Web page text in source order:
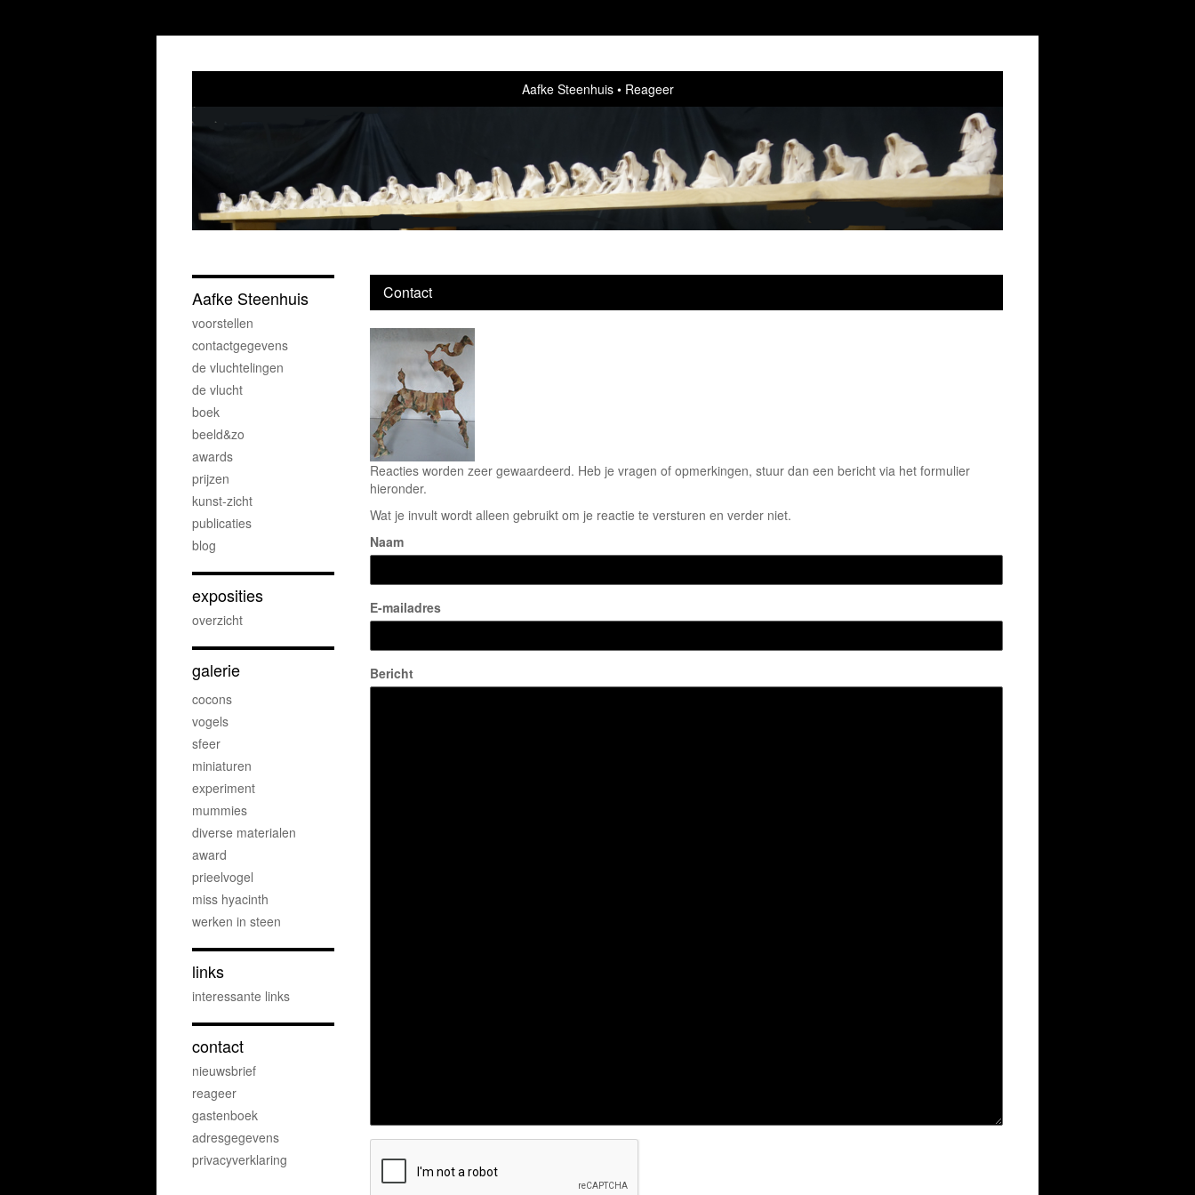
Aafke Steenhuis Reageer
Contact
Reacties worden zeer gewaardeerd. Heb je vragen of opmerkingen, stuur dan een bericht via het formulier
hieronder.
Wat je invult wordt alleen gebruikt om je reactie te versturen en verder niet.
Naam
E-mailadres
Bericht
Aafke Steenhuis
voorstellen
contactgegevens
de vluchtelingen
de vlucht
boek
beeld&zo
awards
prijzen
kunst-zicht
publicaties
blog
exposities
overzicht
galerie
cocons
vogels
sfeer
miniaturen
experiment
mummies
diverse materialen
award
prieelvogel
miss hyacinth
werken in steen
links
interessante links
contact
nieuwsbrief
reageer
gastenboek
adresgegevens
privacyverklaring